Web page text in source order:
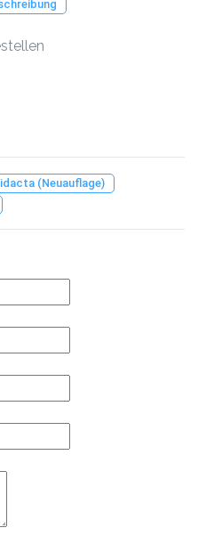
(Neuauflage)